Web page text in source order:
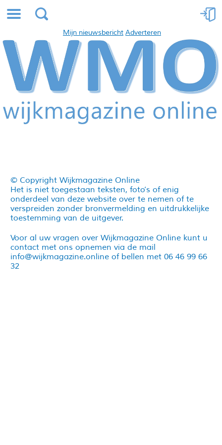
Mijn nieuwsbericht Adverteren
© Copyright Wijkmagazine Online
Het is niet toegestaan teksten, foto’s of enig
onderdeel van deze website over te nemen of te
verspreiden zonder bronvermelding en uitdrukkelijke
toestemming van de uitgever.
Voor al uw vragen over Wijkmagazine Online kunt u
contact met ons opnemen via de mail
info@wijkmagazine.online of bellen met 06 46 99 66
32